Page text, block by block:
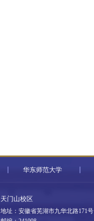
华东师范大学
天门山校区
地址：安徽省芜湖市九华北路171号